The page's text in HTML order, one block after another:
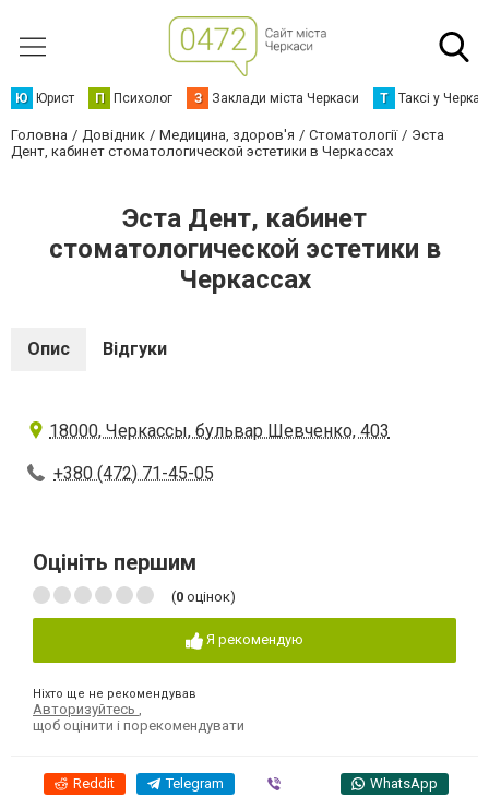
Ю Юрист П Психолог З Заклади міста Черкаси Т Таксі у
Головна Довідник Медицина, здоров'я Стоматології
Эста
Дент, кабинет стоматологической эстетики в Черкассах
Эста Дент, кабинет
стоматологической эстетики в
Черкассах
Опис Відгуки
18000, Черкассы, бульвар Шевченко, 403
+380 (472) 71-45-05
Оцініть першим
(0 оцінок)
Я рекомендую
Ніхто ще не рекомендував
Авторизуйтесь
щоб оцінити і порекомендувати
Reddit Telegram WhatsApp